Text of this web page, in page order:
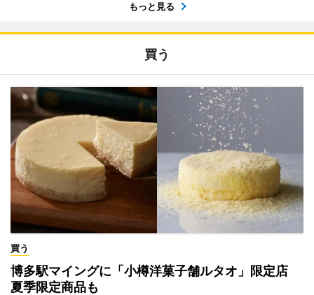
もっと見る
買う
買う
博多駅マイングに「小樽洋菓子舗ルタオ」限定店
夏季限定商品も